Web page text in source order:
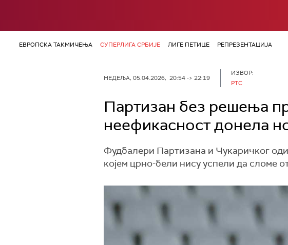
ЕВРОПСКА ТАКМИЧЕЊА СУПЕРЛИГА СРБИЈЕ ЛИГЕ ПЕТИЦЕ РЕПРЕЗЕНТАЦИЈА
НЕДЕЉА, 05.04.2026, 20:54 -> 22:19
ИЗВОР:
РТС
Партизан без решења
неефикасност донела
Фудбалери Партизана и Чукаричког
којем црно-бели нису успели да сломе